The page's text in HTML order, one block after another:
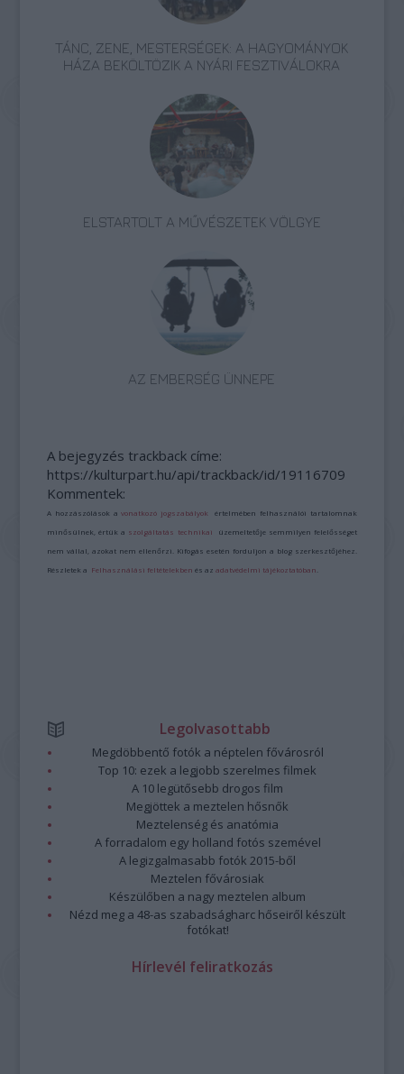
TÁNC, ZENE, MESTERSÉGEK: A HAGYOMÁNYOK
HÁZA BEKÖLTÖZIK A NYÁRI FESZTIVÁLOKRA
ELSTARTOLT A MŰVÉSZETEK VÖLGYE
AZ EMBERSÉG ÜNNEPE
A bejegyzés trackback címe:
https://kulturpart.hu/api/trackback/id/19116709
Kommentek:
A hozzászólások avonatkozó jogszabályok értelmében felhasználói tartalomnak
minősülnek, értük a szolgáltatás technikai üzemeltetője semmilyen felelősséget
nem vállal, azokat nem ellenőrzi. Kifogás esetén forduljon a blog szerkesztőjéhez.
Részletek a Felhasználási feltételekben és azadatvédelmi tájékoztatóban
Legolvasottabb
Megdöbbentő fotók a néptelen fővárosról
Top 10: ezek a legjobb szerelmes filmek
A 10 legütősebb drogos film
Megjöttek a meztelen hősnők
Meztelenség és anatómia
A forradalom egy holland fotós szemével
A legizgalmasabb fotók 2015-ből
Meztelen fővárosiak
Készülőben a nagy meztelen album
Nézd meg a 48-as szabadságharc hőseiről készült
fotókat!
Hírlevél feliratkozás